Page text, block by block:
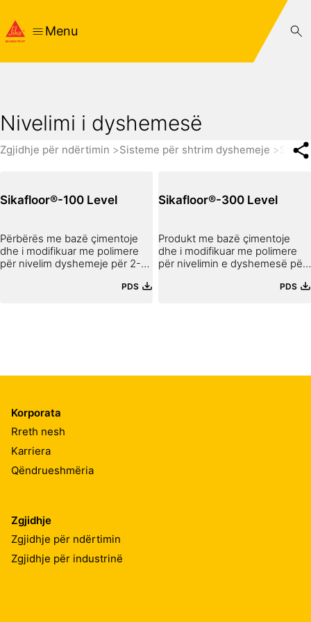
Menu
Nivelimi i dyshemesë
Zgjidhje për ndërtimin Sisteme për shtrim dyshemeje
Sikafloor®-100 Level
Përbërës me bazë çimentoje
dhe i modifikuar me polimere
për nivelim dyshemeje për 2-10
PDS
Sikafloor®-300 Level
Produkt me bazë çimentoje
dhe i modifikuar me polimere
për nivelimin e dyshemesë për
PDS
Korporata
Rreth nesh
Karriera
Qëndrueshmëria
Zgjidhje
Zgjidhje për ndërtimin
Zgjidhje për industrinë